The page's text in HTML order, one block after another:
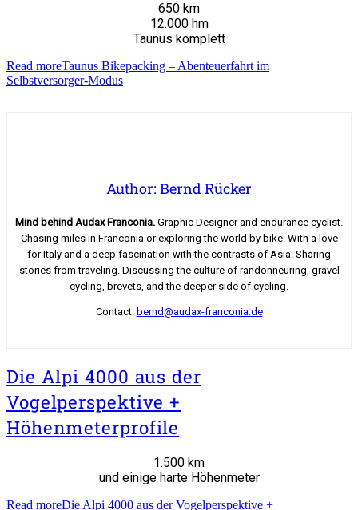
650 km
12.000 hm
Taunus komplett
Read moreTaunus Bikepacking – Abenteuerfahrt im
Selbstversorger-Modus
Author: Bernd Rücker
Mind behind Audax Franconia. Graphic Designer and endurance cyclist.
Chasing miles in Franconia or exploring the world by bike. With a love
for Italy and a deep fascination with the contrasts of Asia. Sharing
stories from traveling. Discussing the culture of randonneuring, gravel
cycling, brevets, and the deeper side of cycling.
Contact: bernd@audax-franconia.de
Die Alpi 4000 aus der
Vogelperspektive +
Höhenmeterprofile
1.500 km
und einige harte Höhenmeter
Read moreDie Alpi 4000 aus der Vogelperspektive +